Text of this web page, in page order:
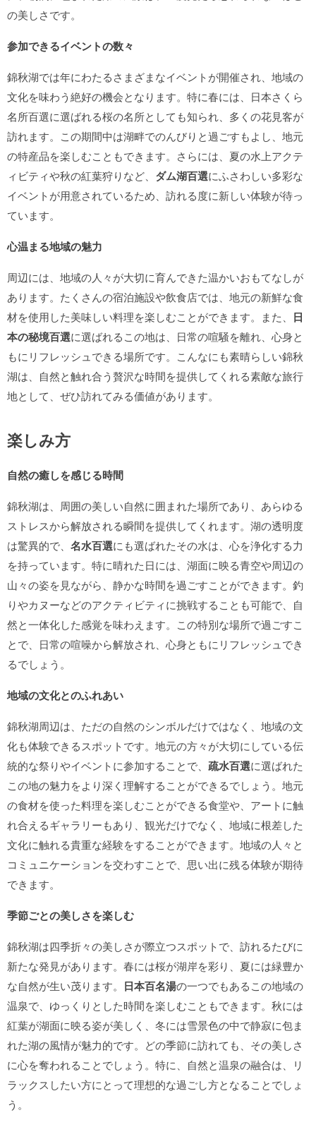
の美しさです。
参加できるイベントの数々
錦秋湖では年にわたるさまざまなイベントが開催され、地域の
文化を味わう絶好の機会となります。特に春には、日本さくら
名所百選に選ばれる桜の名所としても知られ、多くの花見客が
訪れます。この期間中は湖畔でのんびりと過ごすもよし、地元
の特産品を楽しむこともできます。さらには、夏の水上アクテ
ィビティや秋の紅葉狩りなど、 ダム湖百選にふさわしい多彩な
イベントが用意されているため、訪れる度に新しい体験が待っ
ています。
心温まる地域の魅力
周辺には、地域の人々が大切に育んできた温かいおもてなしが
あります。たくさんの宿泊施設や飲食店では、地元の新鮮な食
材を使用した美味しい料理を楽しむことができます。また、 日
本の秘境百選に選ばれるこの地は、日常の喧騒を離れ、心身と
もにリフレッシュできる場所です。こんなにも素晴らしい錦秋
湖は、自然と触れ合う贅沢な時間を提供してくれる素敵な旅行
地として、ぜひ訪れてみる価値があります。
楽しみ方
自然の癒しを感じる時間
錦秋湖は、周囲の美しい自然に囲まれた場所であり、あらゆる
ストレスから解放される瞬間を提供してくれます。湖の透明度
は驚異的で、 名水百選にも選ばれたその水は、心を浄化する力
を持っています。特に晴れた日には、湖面に映る青空や周辺の
山々の姿を見ながら、静かな時間を過ごすことができます。釣
りやカヌーなどのアクティビティに挑戦することも可能で、自
然と一体化した感覚を味わえます。この特別な場所で過ごすこ
とで、日常の喧噪から解放され、心身ともにリフレッシュでき
るでしょう。
地域の文化とのふれあい
錦秋湖周辺は、ただの自然のシンボルだけではなく、地域の文
化も体験できるスポットです。地元の方々が大切にしている伝
統的な祭りやイベントに参加することで、 疏水百選に選ばれた
この地の魅力をより深く理解することができるでしょう。地元
の食材を使った料理を楽しむことができる食堂や、アートに触
れ合えるギャラリーもあり、観光だけでなく、地域に根差した
文化に触れる貴重な経験をすることができます。地域の人々と
コミュニケーションを交わすことで、思い出に残る体験が期待
できます。
季節ごとの美しさを楽しむ
錦秋湖は四季折々の美しさが際立つスポットで、訪れるたびに
新たな発見があります。春には桜が湖岸を彩り、夏には緑豊か
な自然が生い茂ります。 日本百名湯の一つでもあるこの地域の
温泉で、ゆっくりとした時間を楽しむこともできます。秋には
紅葉が湖面に映る姿が美しく、冬には雪景色の中で静寂に包ま
れた湖の風情が魅力的です。どの季節に訪れても、その美しさ
に心を奪われることでしょう。特に、自然と温泉の融合は、リ
ラックスしたい方にとって理想的な過ごし方となることでしょ
う。